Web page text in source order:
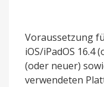
Voraussetzung
iOS/iPadOS 16.4
(oder neuer)
verwendeten